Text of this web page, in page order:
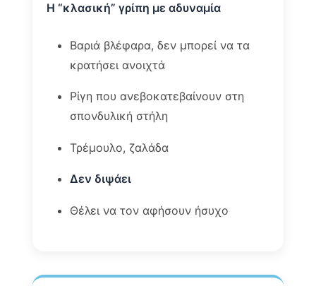
Η “κλασική” γρίπη με αδυναμία
Βαριά βλέφαρα, δεν μπορεί να τα
κρατήσει ανοιχτά
Ρίγη που ανεβοκατεβαίνουν στη
σπονδυλική στήλη
Τρέμουλο, ζαλάδα
Δεν διψάει
Θέλει να τον αφήσουν ήσυχο